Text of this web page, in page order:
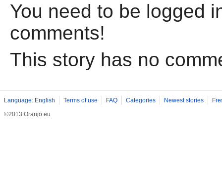
You need to be logged
comments!
This story has no
Language: English Terms of use FAQ Categories Newest stories
©2013 Oranjo.eu